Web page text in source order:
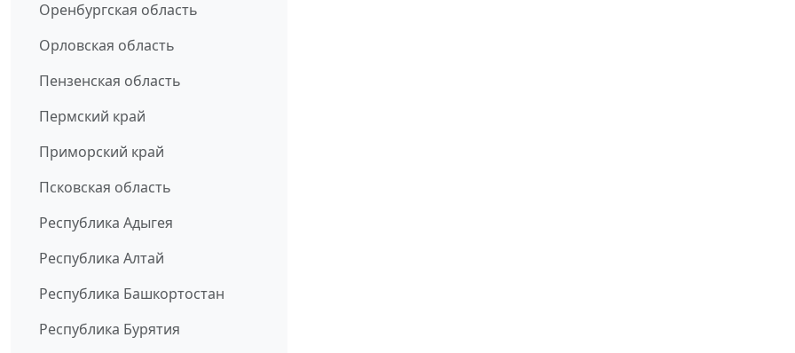
Оренбургская область
Орловская область
Пензенская область
Пермский край
Приморский край
Псковская область
Республика Адыгея
Республика Алтай
Республика Башкортостан
Республика Бурятия